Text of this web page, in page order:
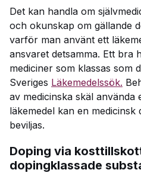
Det kan handla om
och okunskap om gällande
varför man använt ett
ansvaret detsamma. Ett bra
mediciner som klassas som
Sveriges Läkemedelssök.
av medicinska skäl använda
läkemedel kan en medicinsk
beviljas.
Doping via
dopingklassade